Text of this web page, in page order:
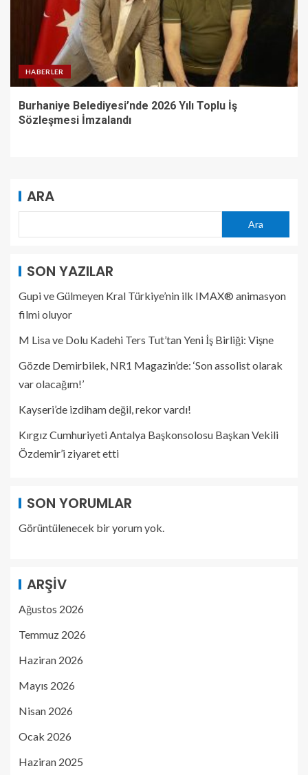
HABERLER
Burhaniye Belediyesi’nde 2026 Yılı Toplu İş
Sözleşmesi İmzalandı
ARA
Ara
SON YAZILAR
Gupi ve Gülmeyen Kral Türkiye’nin ilk IMAX® animasyon
filmi oluyor
M Lisa ve Dolu Kadehi Ters Tut’tan Yeni İş Birliği: Vişne
Gözde Demirbilek, NR1 Magazin’de: ‘Son assolist olarak
var olacağım!’
Kayseri’de izdiham değil, rekor vardı!
Kırgız Cumhuriyeti Antalya Başkonsolosu Başkan Vekili
Özdemir’i ziyaret etti
SON YORUMLAR
Görüntülenecek bir yorum yok.
ARŞIV
Ağustos 2026
Temmuz 2026
Haziran 2026
Mayıs 2026
Nisan 2026
Ocak 2026
Haziran 2025